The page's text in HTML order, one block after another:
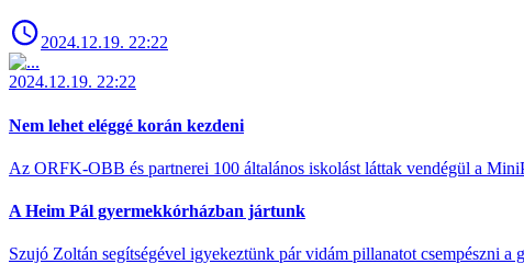
2024.12.19. 22:22
2024.12.19. 22:22
Nem lehet eléggé korán kezdeni
Az ORFK-OBB és partnerei 100 általános iskolást láttak vendégül a
A Heim Pál gyermekkórházban jártunk
Szujó Zoltán segítségével igyekeztünk pár vidám pillanatot csempészni a